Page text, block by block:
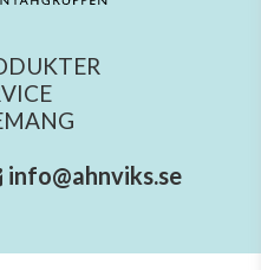
info@ahnviks.se